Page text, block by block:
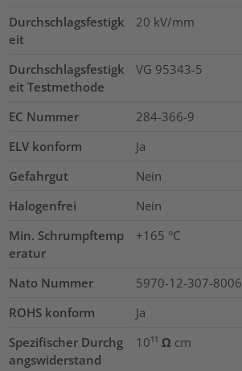
Durchschlagsfestigk
eit
20 kV/mm
Durchschlagsfestigk
eit Testmethode
VG 95343-5
EC Nummer
284-366-9
ELV konform
Ja
Gefahrgut
Nein
Halogenfrei
Nein
Min. Schrumpftemp
eratur
+165 °C
Nato Nummer
5970-12-307-8006
ROHS konform
Ja
Spezifischer Durchg
angswiderstand
10¹¹ Ω cm